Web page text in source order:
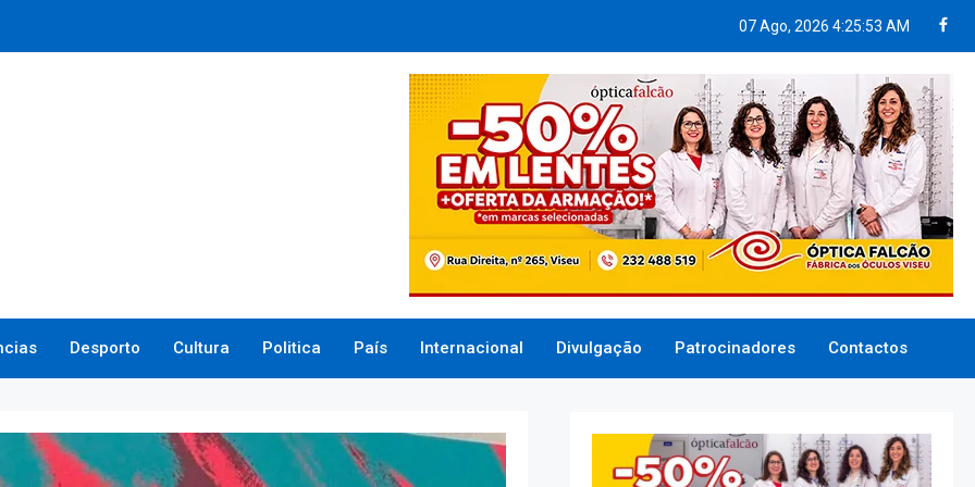
07 Ago, 2026 4:25:54 AM
Desporto Cultura Politica País Internacional Divulgação Patrocinadores Contactos